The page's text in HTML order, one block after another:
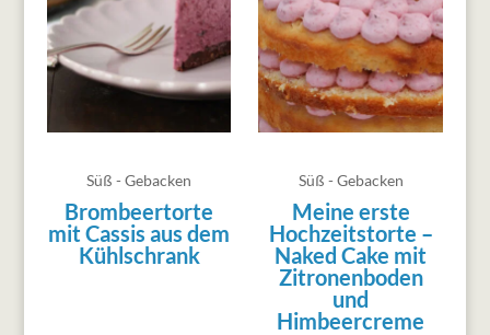
Süß - Gebacken
Brombeertorte
mit Cassis aus dem
Kühlschrank
Süß - Gebacken
Meine erste
Hochzeitstorte –
Naked Cake mit
Zitronenboden
und
Himbeercreme